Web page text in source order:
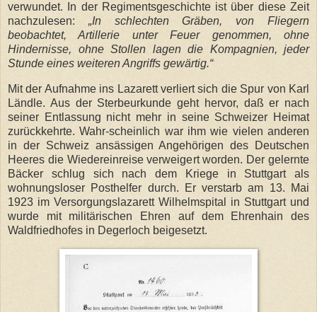
verwundet. In der Regimentsgeschichte ist über diese Zeit
nachzulesen: „In schlechten Gräben, von Fliegern
beobachtet, Artillerie unter Feuer genommen, ohne
Hindernisse, ohne Stollen lagen die Kompagnien, jeder
Stunde eines weiteren Angriffs gewärtig.“
Mit der Aufnahme ins Lazarett verliert sich die Spur von Karl
Ländle. Aus der Sterbeurkunde geht hervor, daß er nach
seiner Entlassung nicht mehr in seine Schweizer Heimat
zurückkehrte. Wahr-scheinlich war ihm wie vielen anderen
in der Schweiz ansässigen Angehörigen des Deutschen
Heeres die Wiedereinreise verweigert worden. Der gelernte
Bäcker schlug sich nach dem Kriege in Stuttgart als
wohnungsloser Posthelfer durch. Er verstarb am 13. Mai
1923 im Versorgungslazarett Wilhelmspital in Stuttgart und
wurde mit militärischen Ehren auf dem Ehrenhain des
Waldfriedhofes in Degerloch beigesetzt.